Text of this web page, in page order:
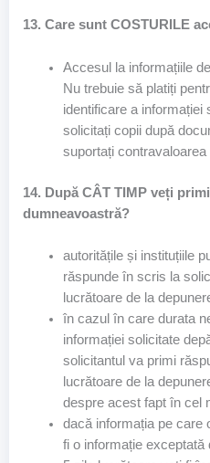
13. Care sunt COSTURILE
Accesul la informațiile
Nu trebuie să platiți
identificare a informației
solicitați copii după
suportați
14. După CÂT TIMP veți
dumneavoastră?
autoritățile și instituțiile
răspunde în scris la
lucrătoare de la
în cazul în care durata
informației solicitate
solicitantul va primi
lucrătoare de la
despre acest fapt în cel
dacă informația pe care
fi o informație